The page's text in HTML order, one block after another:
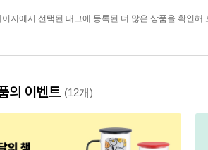
이지에서 선택된 태그에 등록된 더 많은 상품을 확인해
의 이벤트 (12개)